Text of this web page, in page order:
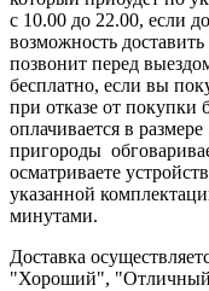
с 10.00 до 22.00, если
возможность
позвонит перед
бесплатно, если вы
при отказе от покупки
оплачивается в
пригороды
осматриваете
указанной
минутами.
Доставка
"Хороший",